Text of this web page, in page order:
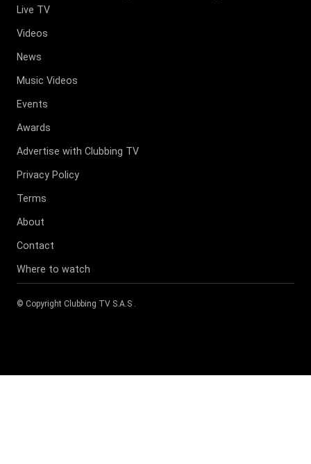
Live TV
Videos
News
Music Videos
Events
Awards
Advertise with Clubbing TV
Privacy Policy
Terms
About
Contact
Where to watch
© Copyright Clubbing TV S.A.S